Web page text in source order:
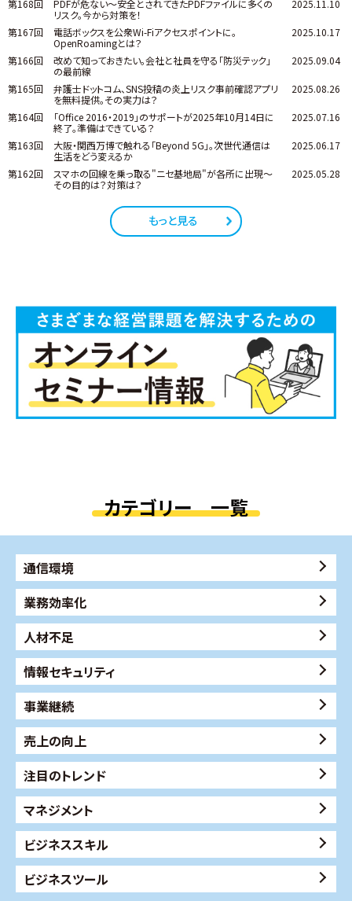
第168回
PDFが危ない～安全とされてきたPDFファイルに多くの
リスク。今から対策を！
2025.11.10
第167回
電話ボックスを公衆Wi-Fiアクセスポイントに。
OpenRoamingとは？
2025.10.17
第166回
改めて知っておきたい。会社と社員を守る「防災テック」
の最前線
2025.09.04
第165回
弁護士ドットコム、SNS投稿の炎上リスク事前確認アプリ
を無料提供。その実力は？
2025.08.26
第164回
「Office 2016・2019」のサポートが2025年10月14日に
終了。準備はできている？
2025.07.16
第163回
大阪・関西万博で触れる「Beyond 5G」。次世代通信は
生活をどう変えるか
2025.06.17
第162回
スマホの回線を乗っ取る"ニセ基地局"が各所に出現～
その目的は？対策は？
2025.05.28
もっと見る
カテゴリー 一覧
通信環境
業務効率化
人材不足
情報セキュリティ
事業継続
売上の向上
注目のトレンド
マネジメント
ビジネススキル
ビジネスツール